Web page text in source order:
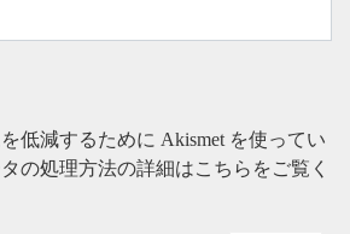
低減するために Akismet を使ってい
の処理方法の詳細はこちらをご覧く